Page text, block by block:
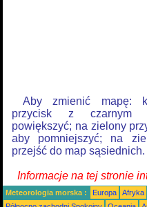
Aby zmienić mapę:
przycisk z czarnym
powiększyć; na zielony
aby pomniejszyć; na
przejść do map sąsiednich.
Informacje na tej stronie
Meteorologia morska : Europa Afryka